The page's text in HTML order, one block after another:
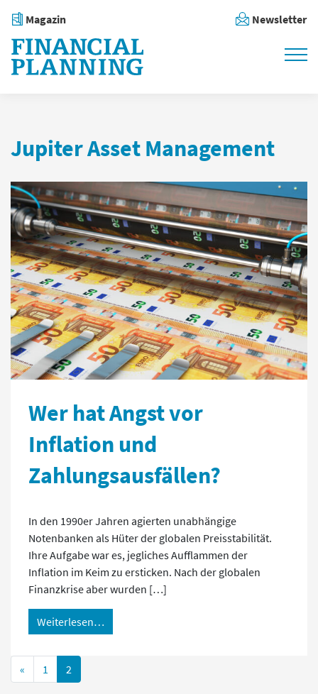
Magazin Newsletter
Jupiter Asset Management
Wer hat Angst vor
Inflation und
Zahlungsausfällen?
In den 1990er Jahren agierten unabhängige
Notenbanken als Hüter der globalen Preisstabilität.
Ihre Aufgabe war es, jegliches Aufflammen der
Inflation im Keim zu ersticken. Nach der globalen
Finanzkrise aber wurden […]
Weiterlesen…
Posts navigation
« 1 2